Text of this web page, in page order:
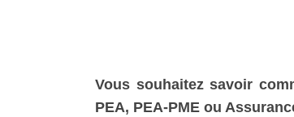
Vous souhaitez savoir
PEA, PEA-PME ou